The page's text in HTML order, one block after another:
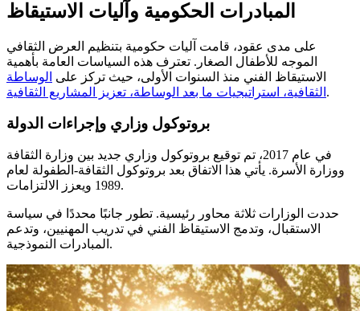
المبادرات الحكومية وآليات الاستيقاظ
على مدى عقود، قامت آليات حكومية بتنظيم العرض الثقافي
الموجه للأطفال الصغار. تعترف هذه السياسات العامة بأهمية
الاستيقاظ الفني منذ السنوات الأولى، حيث تركز على الوساطة
الثقافية، استراتيجيات ما بعد الوساطة، تعزيز المشاريع الثقافية .
بروتوكول وزاري وإجراءات الدولة
في عام 2017، تم توقيع بروتوكول وزاري جديد بين وزارة الثقافة
ووزارة الأسرة. يأتي هذا الاتفاق بعد بروتوكول الثقافة-الطفولة لعام
1989 ويعزز الالتزامات.
حددت الوزارات ثلاثة محاور رئيسية. تطور جانبًا محددًا في سياسة
الاستقبال، وتدمج الاستيقاظ الفني في تدريب المهنيين، وتدعم
المبادرات النموذجية.